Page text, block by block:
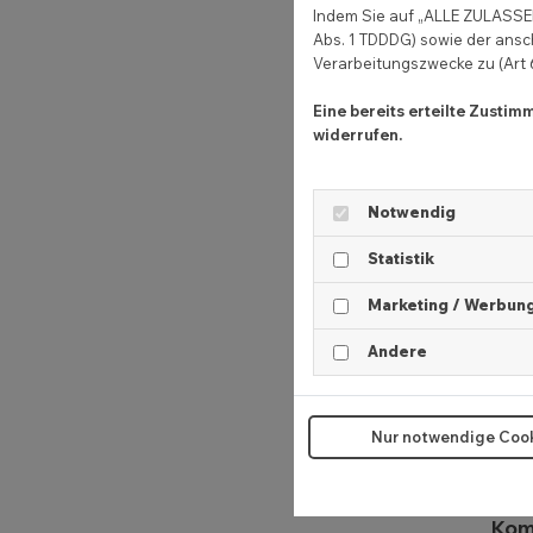
Im
In
Indem Sie auf „ALLE
Abs. 1 TDDDG) sowie der
Verarbeitungszwecke zu (Art
Eine bereits erteilte
widerrufen.
Notwendig
Statistik
Marketing /
Andere
Nur notwendige